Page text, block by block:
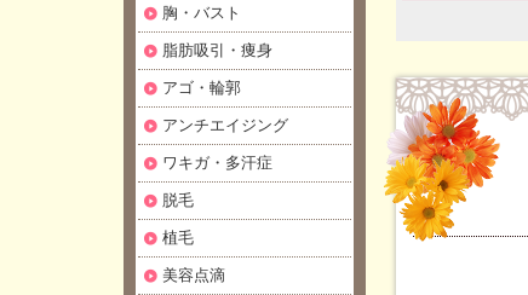
胸・バスト
脂肪吸引・痩身
アゴ・輪郭
アンチエイジング
ワキガ・多汗症
脱毛
植毛
美容点滴